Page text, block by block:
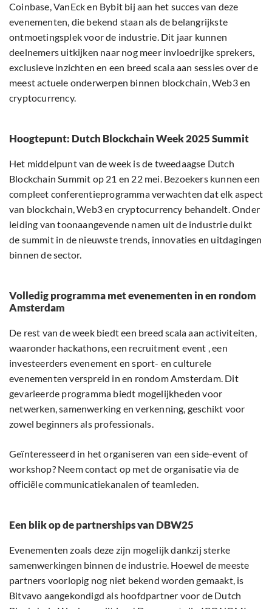
Coinbase, VanEck en Bybit bij aan het succes van deze
evenementen, die bekend staan als de belangrijkste
ontmoetingsplek voor de industrie. Dit jaar kunnen
deelnemers uitkijken naar nog meer invloedrijke sprekers,
exclusieve inzichten en een breed scala aan sessies over de
meest actuele onderwerpen binnen blockchain, Web3 en
cryptocurrency.
Hoogtepunt: Dutch Blockchain Week 2025 Summit
Het middelpunt van de week is de tweedaagse Dutch
Blockchain Summit op 21 en 22 mei. Bezoekers kunnen een
compleet conferentieprogramma verwachten dat elk aspect
van blockchain, Web3 en cryptocurrency behandelt. Onder
leiding van toonaangevende namen uit de industrie duikt
de summit in de nieuwste trends, innovaties en uitdagingen
binnen de sector.
Volledig programma met evenementen in en rondom
Amsterdam
De rest van de week biedt een breed scala aan activiteiten,
waaronder hackathons, een recruitment event , een
investeerders evenement en sport- en culturele
evenementen verspreid in en rondom Amsterdam. Dit
gevarieerde programma biedt mogelijkheden voor
netwerken, samenwerking en verkenning, geschikt voor
zowel beginners als professionals.
Geïnteresseerd in het organiseren van een side-event of
workshop? Neem contact op met de organisatie via de
officiële communicatiekanalen of teamleden.
Een blik op de partnerships van DBW25
Evenementen zoals deze zijn mogelijk dankzij sterke
samenwerkingen binnen de industrie. Hoewel de meeste
partners voorlopig nog niet bekend worden gemaakt, is
Bitvavo aangekondigd als hoofdpartner voor de Dutch